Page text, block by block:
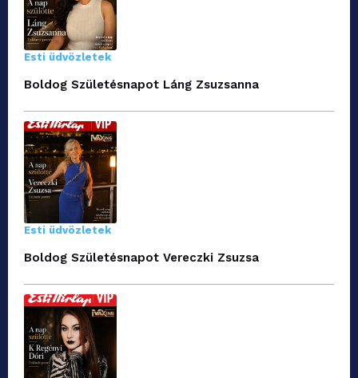
Esti üdvözletek
Boldog Születésnapot Láng Zsuzsanna
Esti üdvözletek
Boldog Születésnapot Vereczki Zsuzsa